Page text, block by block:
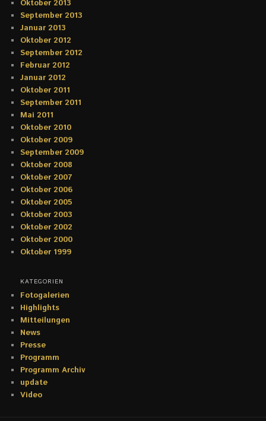
Oktober 2013
September 2013
Januar 2013
Oktober 2012
September 2012
Februar 2012
Januar 2012
Oktober 2011
September 2011
Mai 2011
Oktober 2010
Oktober 2009
September 2009
Oktober 2008
Oktober 2007
Oktober 2006
Oktober 2005
Oktober 2003
Oktober 2002
Oktober 2000
Oktober 1999
KATEGORIEN
Fotogalerien
Highlights
Mitteilungen
News
Presse
Programm
Programm Archiv
update
Video